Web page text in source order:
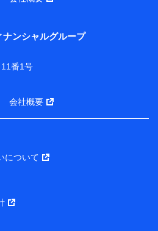
う各共同利用者（詳細は次のと
目11番1号 山王パークタワー
ィナンシャルグループ 代表取
町2-14-10 アーバンネット日
とお客様の個人データを共同利
タの項目
ールアドレス、電話番号、個人の
ンシャルグループ
番1号
会社概要
について